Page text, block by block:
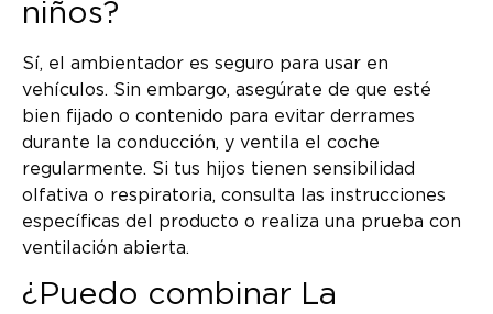
niños?
Sí, el ambientador es seguro para usar en
vehículos. Sin embargo, asegúrate de que esté
bien fijado o contenido para evitar derrames
durante la conducción, y ventila el coche
regularmente. Si tus hijos tienen sensibilidad
olfativa o respiratoria, consulta las instrucciones
específicas del producto o realiza una prueba con
ventilación abierta.
¿Puedo combinar La